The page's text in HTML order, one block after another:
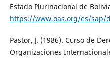
Estado Plurinacional de
https://www.oas.org/es/sap/
Pastor, J. (1986). Curso de
Organizaciones